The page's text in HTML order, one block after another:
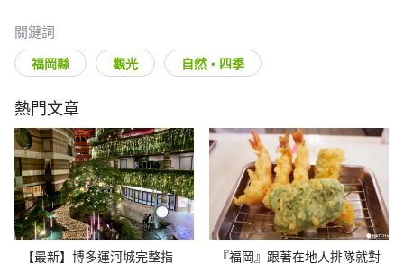
關鍵詞
福岡縣 觀光 自然・四季
熱門文章
【最新】博多運河城完整指 『福岡』跟著在地人排隊就對